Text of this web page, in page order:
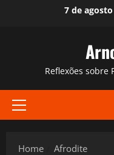
7 de
Reflexões sobre
Primary
Home Afrodite